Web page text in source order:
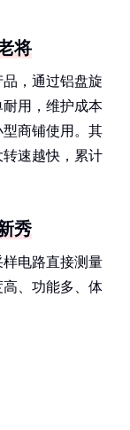
将
，通过铝盘旋
用，维护成本
商铺使用。其
速越快，累计
秀
电路直接测量
、功能多、体